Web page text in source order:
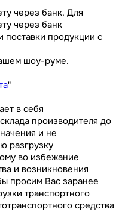
через банк. Для
через банк
поставки продукции с
шоу-руме.
"
в себя
производителя до
и не
разгрузку
во избежание
и возникновения
просим Вас заранее
транспортного
средства